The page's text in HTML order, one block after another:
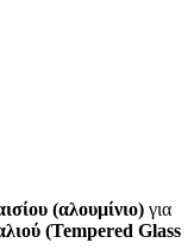
(αλουμίνιο) για
(Tempered Glass